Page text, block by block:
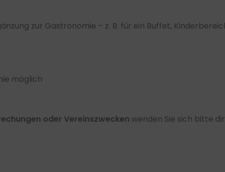
zur Gastronomie – z. B. für ein Buffet,
möglich
oder Vereinszwecken wenden Sie sich bitte